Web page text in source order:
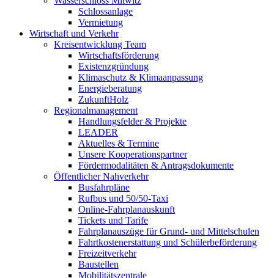
Schlossanlage
Vermietung
Wirtschaft und Verkehr
Kreisentwicklung Team
Wirtschaftsförderung
Existenzgründung
Klimaschutz & Klimaanpassung
Energieberatung
ZukunftHolz
Regionalmanagement
Handlungsfelder & Projekte
LEADER
Aktuelles & Termine
Unsere Kooperationspartner
Fördermodalitäten & Antragsdokumente
Öffentlicher Nahverkehr
Busfahrpläne
Rufbus und 50/50-Taxi
Online-Fahrplanauskunft
Tickets und Tarife
Fahrplanauszüge für Grund- und Mittelschulen
Fahrtkostenerstattung und Schülerbeförderung
Freizeitverkehr
Baustellen
Mobilitätszentrale